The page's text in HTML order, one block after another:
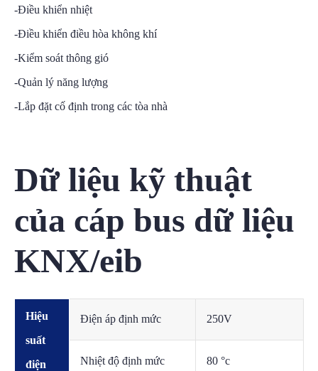
-Điều khiển nhiệt
-Điều khiển điều hòa không khí
-Kiểm soát thông gió
-Quản lý năng lượng
-Lắp đặt cố định trong các tòa nhà
Dữ liệu kỹ thuật
của cáp bus dữ liệu
KNX/eib
Hiệu
suất
điện
Điện áp định mức 250V
Nhiệt độ định mức 80 °c